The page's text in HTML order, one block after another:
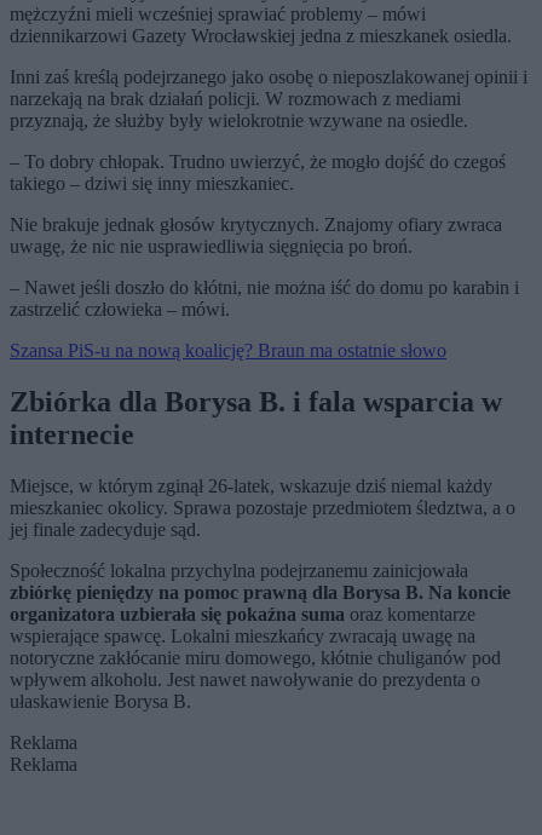
mężczyźni mieli wcześniej sprawiać problemy – mówi
dziennikarzowi Gazety Wrocławskiej jedna z mieszkanek osiedla.
Inni zaś kreślą podejrzanego jako osobę o nieposzlakowanej opinii i
narzekają na brak działań policji. W rozmowach z mediami
przyznają, że służby były wielokrotnie wzywane na osiedle.
– To dobry chłopak. Trudno uwierzyć, że mogło dojść do czegoś
takiego – dziwi się inny mieszkaniec.
Nie brakuje jednak głosów krytycznych. Znajomy ofiary zwraca
uwagę, że nic nie usprawiedliwia sięgnięcia po broń.
– Nawet jeśli doszło do kłótni, nie można iść do domu po karabin i
zastrzelić człowieka – mówi.
Szansa PiS-u na nową koalicję? Braun ma ostatnie słowo
Zbiórka dla Borysa B. i fala wsparcia w
internecie
Miejsce, w którym zginął 26-latek, wskazuje dziś niemal każdy
mieszkaniec okolicy. Sprawa pozostaje przedmiotem śledztwa, a o
jej finale zadecyduje sąd.
Społeczność lokalna przychylna podejrzanemu zainicjowała
zbiórkę pieniędzy na pomoc prawną dla Borysa B. Na koncie
organizatora uzbierała się pokaźna suma oraz komentarze
wspierające spawcę. Lokalni mieszkańcy zwracają uwagę na
notoryczne zakłócanie miru domowego, kłótnie chuliganów pod
wpływem alkoholu. Jest nawet nawoływanie do prezydenta o
ułaskawienie Borysa B.
Reklama
Reklama